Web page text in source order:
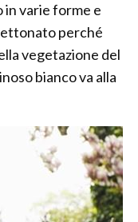
in varie forme e
perché
vegetazione del
bianco va alla